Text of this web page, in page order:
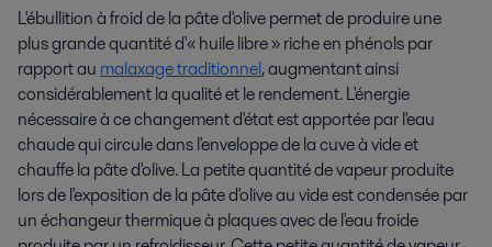
L'ébullition à froid de la pâte d'olive permet de produire une
plus grande quantité d'« huile libre » riche en phénols par
rapport au malaxage traditionnel, augmentant ainsi
considérablement la qualité et le rendement. L'énergie
nécessaire à ce changement d'état est apportée par l'eau
chaude qui circule dans l'enveloppe de la cuveà vide et
chauffe la pâte d'olive. La petite quantité de vapeur produite
lors de l'exposition de la pâte d'olive au vide est condensée par
un échangeur thermique à plaques avec de l'eau froide